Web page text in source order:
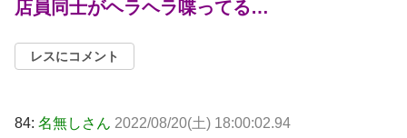
店員同士がヘラヘラ喋ってる…
レスにコメント
84: 名無しさん 2022/08/20(土) 18:00:02.94